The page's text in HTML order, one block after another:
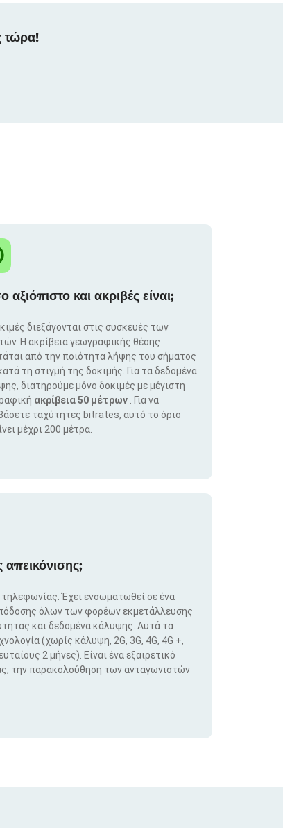
τώρα!
αξιόπιστο και ακριβές είναι;
διεξάγονται στις συσκευές των
Η ακρίβεια γεωγραφικής θέσης
από την ποιότητα λήψης του σήματος
τη στιγμή της δοκιμής. Για τα δεδομένα
διατηρούμε μόνο δοκιμές με μέγιστη
ακρίβεια 50 μέτρων
. Για να
ταχύτητες bitrates, αυτό το όριο
μέχρι 200 μέτρα.
Έχει ενσωματωθεί σε ένα
όλων των φορέων εκμετάλλευσης
και δεδομένα κάλυψης. Αυτά τα
(χωρίς κάλυψη, 2G, 3G, 4G, 4G +,
2 μήνες). Είναι ένα εξαιρετικό
την παρακολούθηση των ανταγωνιστών